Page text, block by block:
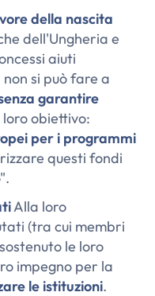
della nascita
dell'Ungheria e
aiuti
si può fare a
garantire
loro obiettivo:
per i programmi
questi fondi
Alla loro
(tra cui membri
le loro
impegno per la
le istituzioni.